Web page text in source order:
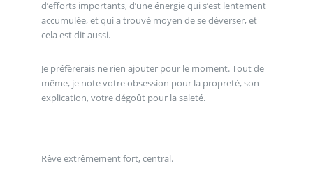
d’efforts importants, d’une énergie qui s’est lentement
accumulée, et qui a trouvé moyen de se déverser, et
cela est dit aussi.
Je préfèrerais ne rien ajouter pour le moment. Tout de
même, je note votre obsession pour la propreté, son
explication, votre dégoût pour la saleté.
Rêve extrêmement fort, central.